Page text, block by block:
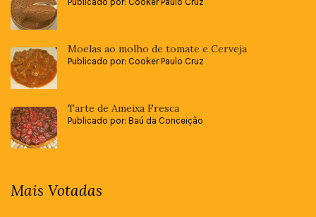
Moelas ao molho de tomate e Cerveja
Publicado por: Cooker Paulo Cruz
Tarte de Ameixa Fresca
Publicado por: Baú da Conceição
Mais Votadas